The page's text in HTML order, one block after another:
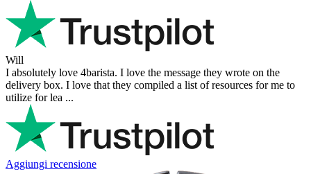
Will
I absolutely love 4barista. I love the message they wrote on the
delivery box. I love that they compiled a list of resources for me to
utilize for lea ...
Aggiungi recensione